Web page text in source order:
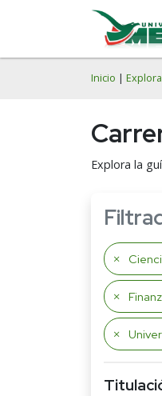
Inicio |
Explora la